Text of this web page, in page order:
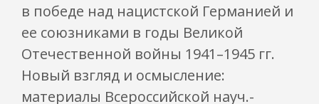
в победе над нацистской Германией и
ее союзниками в годы Великой
Отечественной войны 1941–1945 гг.
Новый взгляд и осмысление:
материалы Всероссийской науч.-